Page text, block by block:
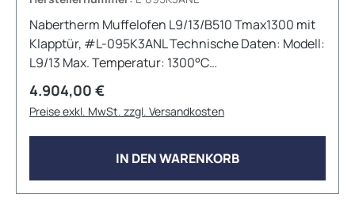
Nabertherm Muffelofen L9/13/B510 Tmax1300 mit
Klapptür, #L-095K3ANL Technische Daten: Modell:
L9/13 Max. Temperatur: 1300°C
Innenabmessungen: 250mm x 240mm x 170mm
(BxTxH) Außenabmessungen: 530mm x 525mm x
630mm (BxTxH) Volumen: 9L Max.
Anschlussleistung: 3,3 kW Elektrischer Anschluss:
1phasig Gewicht: 58kg Aufheizzeit: 60 Minuten
Viele weitere Konfigurationen und
Zubehöroptionen sind auf Anfrage erhältlich!
Regulärer Preis:
4.904,00 €
Preise exkl. MwSt. zzgl. Versandkosten
IN DEN WARENKORB